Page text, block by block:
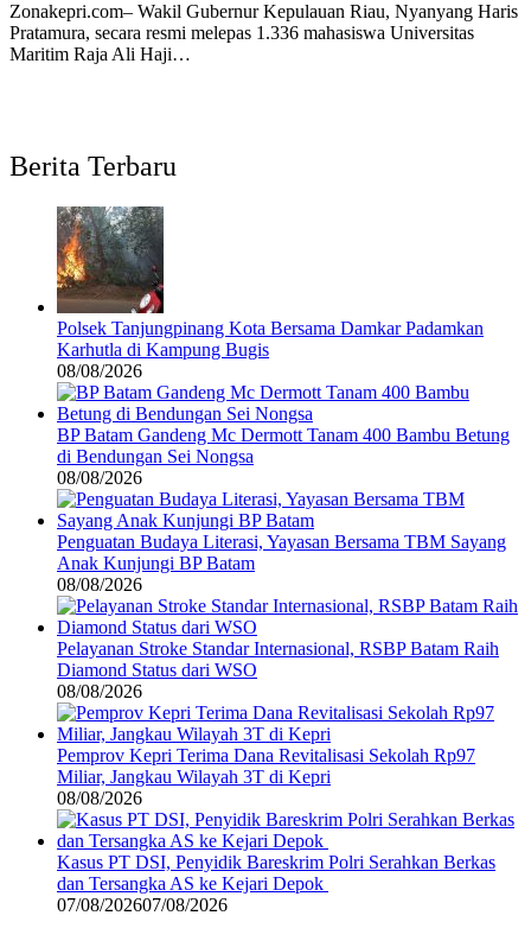
Zonakepri.com– Wakil Gubernur Kepulauan Riau, Nyanyang Haris
Pratamura, secara resmi melepas 1.336 mahasiswa Universitas
Maritim Raja Ali Haji…
Berita Terbaru
Polsek Tanjungpinang Kota Bersama Damkar Padamkan
Karhutla di Kampung Bugis
08/08/2026
BP Batam Gandeng Mc Dermott Tanam 400 Bambu Betung
di Bendungan Sei Nongsa
08/08/2026
Penguatan Budaya Literasi, Yayasan Bersama TBM Sayang
Anak Kunjungi BP Batam
08/08/2026
Pelayanan Stroke Standar Internasional, RSBP Batam Raih
Diamond Status dari WSO
08/08/2026
Pemprov Kepri Terima Dana Revitalisasi Sekolah Rp97
Miliar, Jangkau Wilayah 3T di Kepri
08/08/2026
Kasus PT DSI, Penyidik Bareskrim Polri Serahkan Berkas
dan Tersangka AS ke Kejari Depok
07/08/202607/08/2026